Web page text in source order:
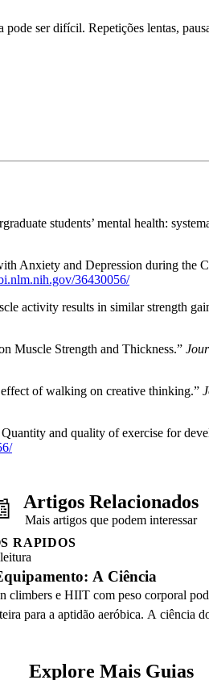
ser difícil. Repetições lentas,
students’ mental health:
Anxiety and Depression during the
36430056/
activity results in similar strength
Muscle Strength and Thickness.”
of walking on creative thinking.”
and quality of exercise for
Artigos Relacionados
Mais artigos que podem interessar
RAPIDOS
A Ciência
climbers e HIIT com peso corporal
para a aptidão aeróbica. A ciência
Explore Mais Guias